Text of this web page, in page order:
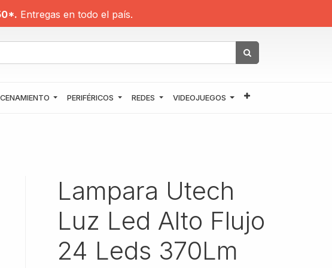
Entregas en todo el país.
PERIFÉRICOS REDES VIDEOJUEGOS
Lampara Utech
Luz Led Alto Flujo
24 Leds 370Lm